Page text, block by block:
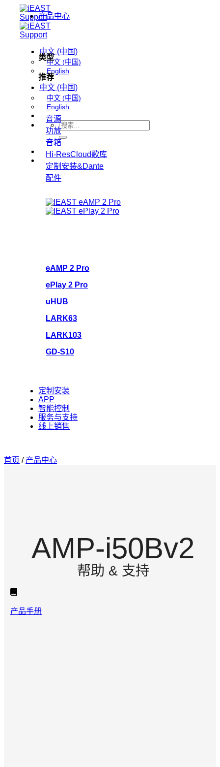
中文 (中国)
中文 (中国)
English
中文 (中国)
中文 (中国)
English
搜
索：
产品中心
类型
推荐
音源
功放
音箱
Hi-ResCloud歌库
定制安装&Dante
配件
eAMP 2 Pro
ePlay 2 Pro
uHUB
LARK63
LARK103
GD-S10
定制安装
APP
智能控制
服务与支持
线上销售
首页 / 产品中心
AMP-i50Bv2
帮助 & 支持
产品手册